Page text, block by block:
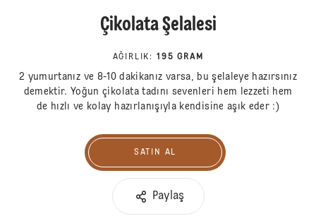
Çikolata Şelalesi
AĞIRLIK : 195 GRAM
2 yumurtanız ve 8-10 dakikanız varsa, bu şelaleye hazırsınız
demektir. Yoğun çikolata tadını sevenleri hem lezzeti hem
de hızlı ve kolay hazırlanışıyla kendisine aşık eder :)
Satın Al
SATIN AL
Paylaş